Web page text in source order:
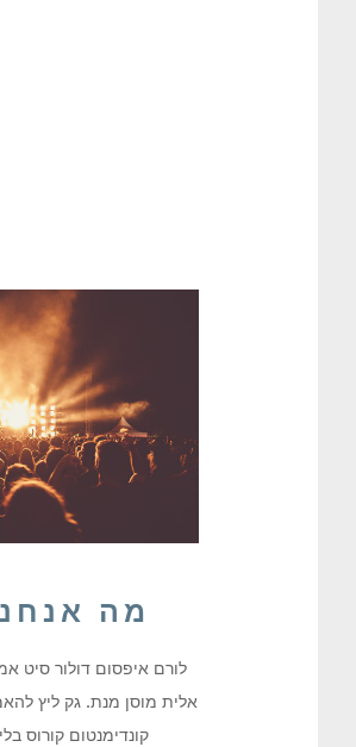
מה
לורם איפסום דולור סיט
אלית מוסן מנת. גק ליץ
קונדימנטום קורוס